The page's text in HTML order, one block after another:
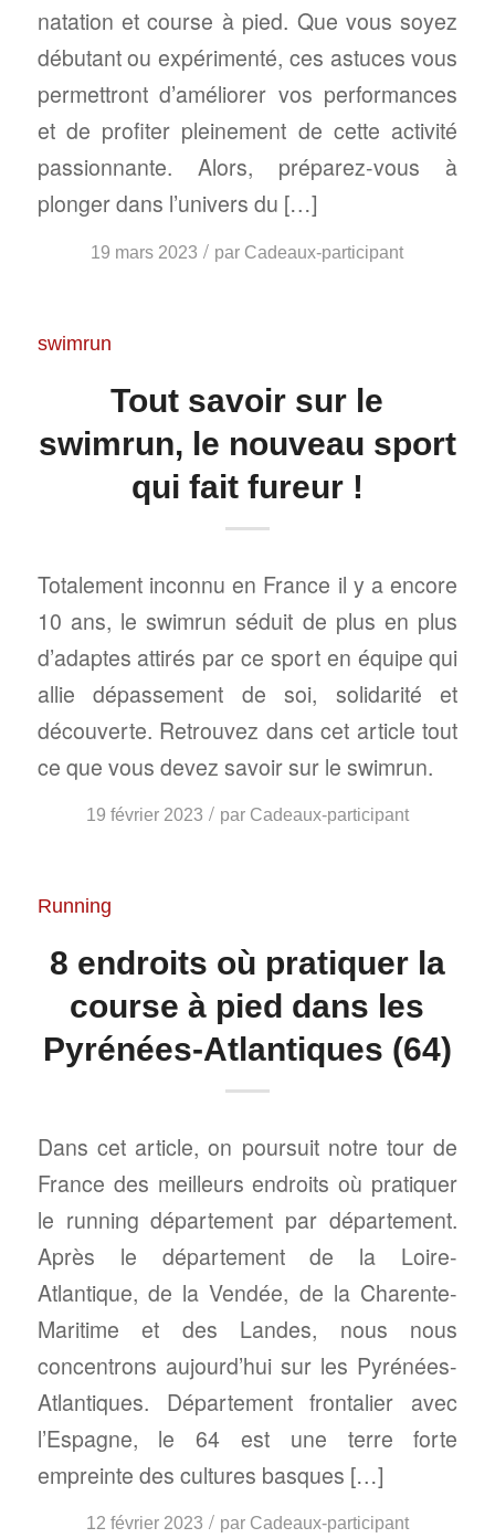
natation et course à pied. Que vous soyez
débutant ou expérimenté, ces astuces vous
permettront d’améliorer vos performances
et de profiter pleinement de cette activité
passionnante. Alors, préparez-vous à
plonger dans l’univers du […]
19 mars 2023 / par Cadeaux-participant
swimrun
Tout savoir sur le
swimrun, le nouveau sport
qui fait fureur !
Totalement inconnu en France il y a encore
10 ans, le swimrun séduit de plus en plus
d’adaptes attirés par ce sport en équipe qui
allie dépassement de soi, solidarité et
découverte. Retrouvez dans cet article tout
ce que vous devez savoir sur le swimrun.
19 février 2023 / par Cadeaux-participant
Running
8 endroits où pratiquer la
course à pied dans les
Pyrénées-Atlantiques (64)
Dans cet article, on poursuit notre tour de
France des meilleurs endroits où pratiquer
le running département par département.
Après le département de la Loire-
Atlantique, de la Vendée, de la Charente-
Maritime et des Landes, nous nous
concentrons aujourd’hui sur les Pyrénées-
Atlantiques. Département frontalier avec
l’Espagne, le 64 est une terre forte
empreinte des cultures basques […]
12 février 2023 / par Cadeaux-participant